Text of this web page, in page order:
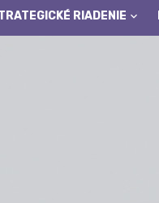
RIADENIE